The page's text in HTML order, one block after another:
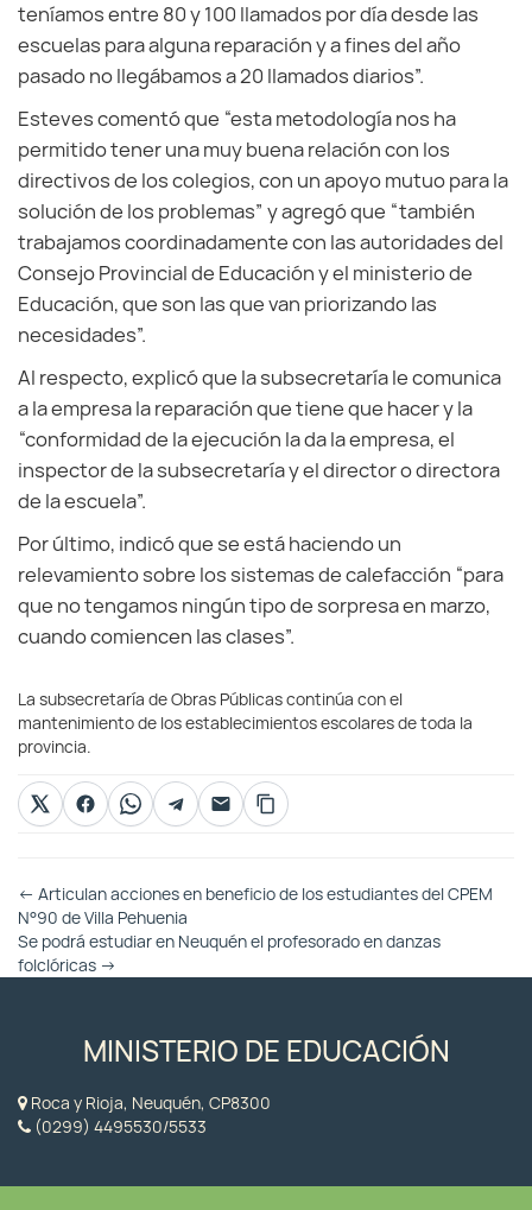
teníamos entre 80 y 100 llamados por día desde las
escuelas para alguna reparación y a fines del año
pasado no llegábamos a 20 llamados diarios”.
Esteves comentó que “esta metodología nos ha
permitido tener una muy buena relación con los
directivos de los colegios, con un apoyo mutuo para la
solución de los problemas” y agregó que “también
trabajamos coordinadamente con las autoridades del
Consejo Provincial de Educación y el ministerio de
Educación, que son las que van priorizando las
necesidades”.
Al respecto, explicó que la subsecretaría le comunica
a la empresa la reparación que tiene que hacer y la
“conformidad de la ejecución la da la empresa, el
inspector de la subsecretaría y el director o directora
de la escuela”.
Por último, indicó que se está haciendo un
relevamiento sobre los sistemas de calefacción “para
que no tengamos ningún tipo de sorpresa en marzo,
cuando comiencen las clases”.
La subsecretaría de Obras Públicas continúa con el
mantenimiento de los establecimientos escolares de toda la
provincia.
Otras
Entradas
← Articulan acciones en beneficio de los estudiantes del CPEM
N°90 de Villa Pehuenia
Se podrá estudiar en Neuquén el profesorado en danzas
folclóricas →
MINISTERIO DE EDUCACIÓN
Roca y Rioja, Neuquén, CP8300
(0299) 4495530/5533